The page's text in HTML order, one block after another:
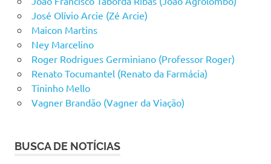
José Olívio Arcie (Zé Arcie)
Maicon Martins
Ney Marcelino
Roger Rodrigues Germiniano (Professor Roger)
Renato Tocumantel (Renato da Farmácia)
Tininho Mello
Vagner Brandão (Vagner da Viação)
BUSCA DE NOTÍCIAS